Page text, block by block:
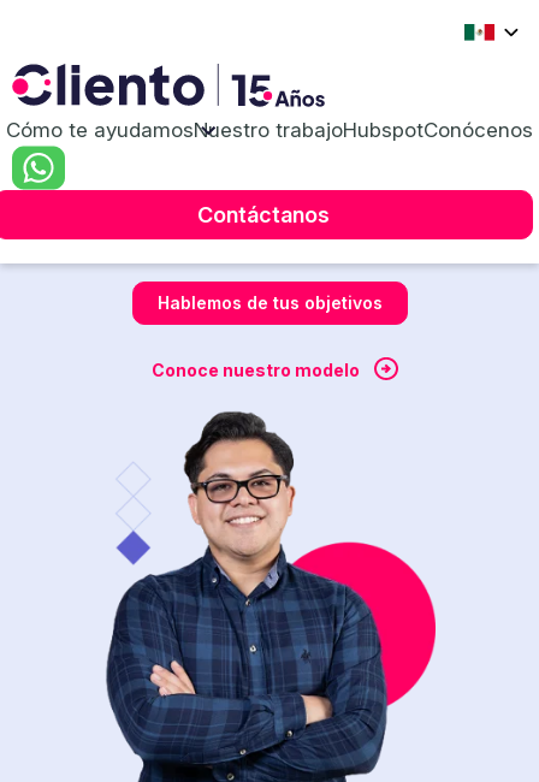
Cómo te ayudamosNuestro trabajoHubspotConócenos
Contáctanos
RevenueOperations
Te ayudamos a alinear a tus equipos y aumentar
tus oportunidades de venta
Hablemos de tus objetivos
Conoce nuestro modelo